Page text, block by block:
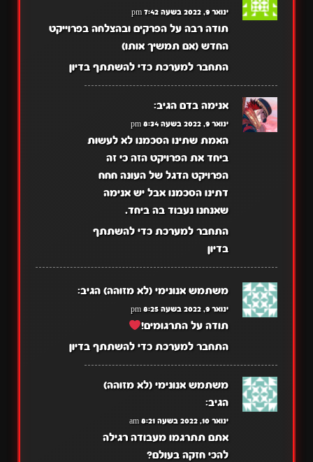
ינואר 9, 2022 בשעה 7:42 pm
תודה רבה על הפרקים ובהצלחה בפרוייקט
החדש (אם תמשיך אותו)
התחבר למערכת כדי להשתתף בדיון
אנימה בדם הגיב:
ינואר 9, 2022 בשעה 8:34 pm
האמת שתינו הסכמנו לא לעשות
ביחד את הפרויקט הזה כי זה
הפרויקט הדגל של העונה חחח
דתינו הסכמנו אבל יש אנימה
שאנחנו נעבוד בה ביחד.
התחבר למערכת כדי להשתתף
בדיון
משתמש אנונימי (לא מזוהה) הגיב:
ינואר 9, 2022 בשעה 8:25 pm
תודה על התרגומים!
התחבר למערכת כדי להשתתף בדיון
משתמש אנונימי (לא מזוהה)
הגיב:
ינואר 10, 2022 בשעה 8:21 am
אתם תתרגמו מעבודה רגילה
להכי חזקה בעולם?